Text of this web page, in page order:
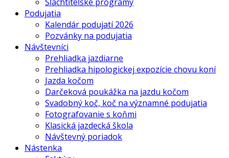
Podujatia
Kalendár podujatí 2026
Pozvánky na podujatia
Návštevníci
Prehliadka jazdiarne
Prehliadka hipologickej expozície chovu koní
Jazda kočom
Darčeková poukážka na jazdu kočom
Svadobný koč, koč na významné podujatia
Fotografovanie s koňmi
Klasická jazdecká škola
Návštevný poriadok
Nástenka